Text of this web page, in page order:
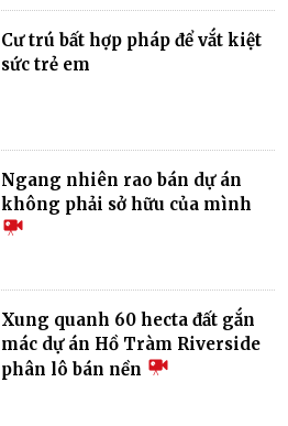
Cư trú bất hợp pháp để vắt kiệt
sức trẻ em
Ngang nhiên rao bán dự án
không phải sở hữu của mình
Xung quanh 60 hecta đất gắn
mác dự án Hồ Tràm Riverside
phân lô bán nền